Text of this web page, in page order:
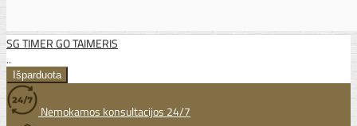
SG TIMER GO TAIMERIS
..
Nemokamos konsultacijos 24/7